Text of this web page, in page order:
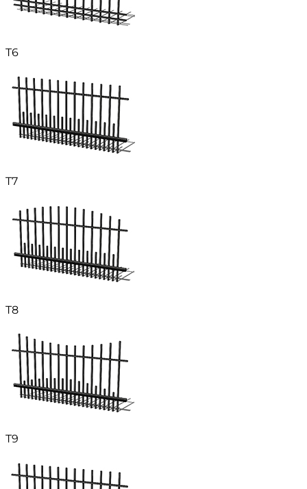
T6
T7
T8
T9